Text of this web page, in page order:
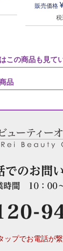
販売価格
税
この商品も見て
品
ップでお電話が